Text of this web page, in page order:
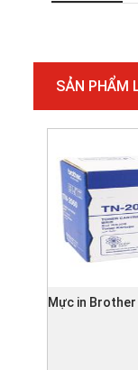
SẢN PHẨM
Mực in